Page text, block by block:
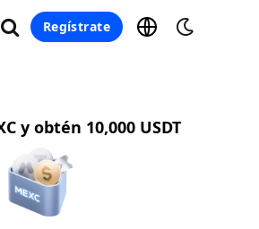
Regístrate
y obtén 10,000 USDT